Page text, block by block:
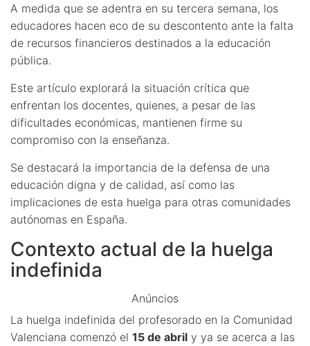
A medida que se adentra en su tercera semana, los
educadores hacen eco de su descontento ante la falta
de recursos financieros destinados a la educación
pública.
Este artículo explorará la situación crítica que
enfrentan los docentes, quienes, a pesar de las
dificultades económicas, mantienen firme su
compromiso con la enseñanza.
Se destacará la importancia de la defensa de una
educación digna y de calidad, así como las
implicaciones de esta huelga para otras comunidades
autónomas en España.
Contexto actual de la huelga
indefinida
Anúncios
La huelga indefinida del profesorado en la Comunidad
Valenciana comenzó el 15 de abril y ya se acerca a las